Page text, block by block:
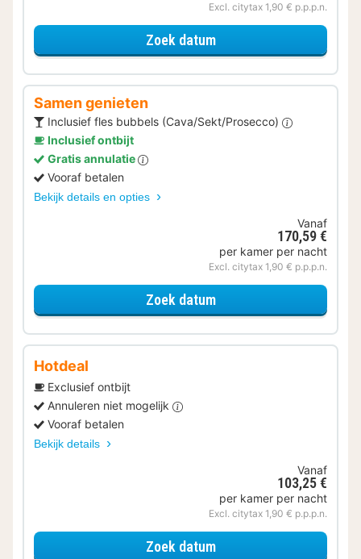
Excl. citytax 1,90 € p.p.p.n.
Zoek datumvoor Lekker ontspannen
Samen genieten
Inclusief fles bubbels (Cava/Sekt/Prosecco)
Inclusief ontbijt
Gratis annulatie
Vooraf betalen
Bekijk details en opties
Vanaf
170,59 €
per kamer per nacht
Excl. citytax 1,90 € p.p.p.n.
Zoek datumvoor Samen genieten
Hotdeal
Exclusief ontbijt
Annuleren niet mogelijk
Vooraf betalen
Bekijk details
Vanaf
103,25 €
per kamer per nacht
Excl. citytax 1,90 € p.p.p.n.
Zoek datumvoor Klassieke kamer